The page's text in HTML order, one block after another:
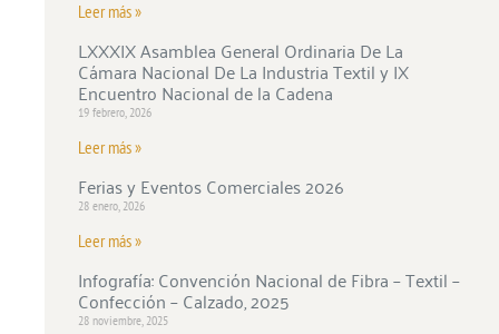
Leer más »
LXXXIX Asamblea General Ordinaria De La
Cámara Nacional De La Industria Textil y IX
Encuentro Nacional de la Cadena
19 febrero, 2026
Leer más »
Ferias y Eventos Comerciales 2026
28 enero, 2026
Leer más »
Infografía: Convención Nacional de Fibra – Textil –
Confección – Calzado, 2025
28 noviembre, 2025